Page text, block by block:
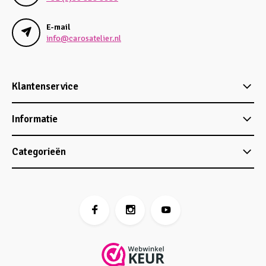
E-mail
info@carosatelier.nl
Klantenservice
Informatie
Categorieën